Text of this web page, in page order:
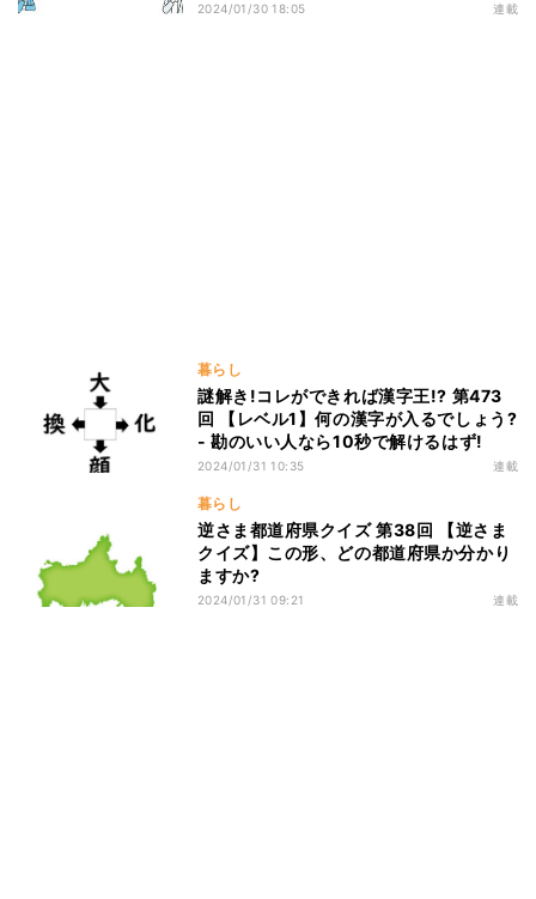
2024/01/30 18:05 連載
暮らし
謎解き!コレができれば漢字王!? 第473
回 【レベル1】何の漢字が入るでしょう?
- 勘のいい人なら10秒で解けるはず!
2024/01/31 10:35 連載
暮らし
逆さま都道府県クイズ 第38回 【逆さま
クイズ】この形、どの都道府県か分かり
ますか?
2024/01/31 09:21 連載